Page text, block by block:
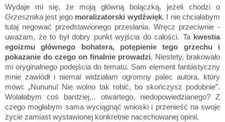
Wydaje mi się, że moją główną bolączką, jeżeli chodzi o
Grzesznika jest jego moralizatorski wydźwięk. I nie chciałabym
tutaj negować przedstawionego przesłania. Wręcz przeciwnie -
uważam, że to był dobry punkt wyjścia do całości. Ta kwestia
egoizmu głównego bohatera, potępienie tego grzechu i
pokazanie do czego on finalnie prowadzi. Niestety, brakowało
mi oryginalnego podejścia do tematu. Sam element fantastyczny
mnie zawiódł i niemal widziałam ogromny palec autora, który
mówi: „Nununu! Nie wolno tak robić, bo skończysz podobnie”.
Wolałabym coś bardziej... otwartego, niedopowiedzianego? Z
czego mogłabym sama wyciągnąć wnioski i przenieść na swoje
życie zamiast wystawionej konkretnie nacechowanej opinii.